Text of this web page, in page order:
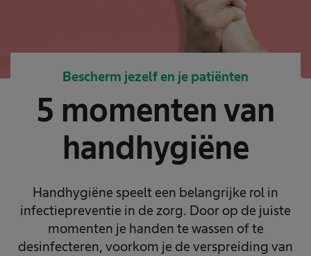
Bescherm jezelf en je patiënten
5 momenten van
handhygiëne
Handhygiëne speelt een belangrijke rol in
infectiepreventie in de zorg. Door op de juiste
momenten je handen te wassen of te
desinfecteren, voorkom je de verspreiding van